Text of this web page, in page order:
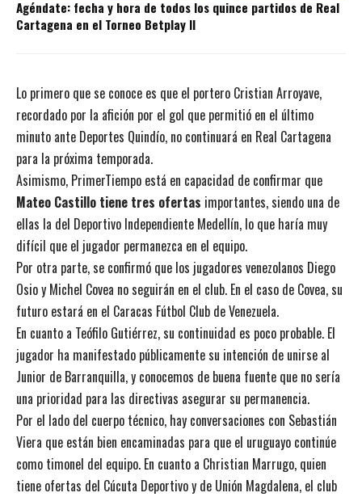
Agéndate: fecha y hora de todos los quince partidos de Real
Cartagena en el Torneo Betplay II
Lo primero que se conoce es que el portero Cristian Arroyave,
recordado por la afición por el gol que permitió en el último
minuto ante Deportes Quindío, no continuará en Real Cartagena
para la próxima temporada.
Asimismo, PrimerTiempo está en capacidad de confirmar que
Mateo Castillo tiene tres ofertas importantes, siendo una de
ellas la del Deportivo Independiente Medellín, lo que haría muy
difícil que el jugador permanezca en el equipo.
Por otra parte, se confirmó que los jugadores venezolanos Diego
Osio y Michel Covea no seguirán en el club. En el caso de Covea, su
futuro estará en el Caracas Fútbol Club de Venezuela.
En cuanto a Teófilo Gutiérrez, su continuidad es poco probable. El
jugador ha manifestado públicamente su intención de unirse al
Junior de Barranquilla, y conocemos de buena fuente que no sería
una prioridad para las directivas asegurar su permanencia.
Por el lado del cuerpo técnico, hay conversaciones con Sebastián
Viera que están bien encaminadas para que el uruguayo continúe
como timonel del equipo. En cuanto a Christian Marrugo, quien
tiene ofertas del Cúcuta Deportivo y de Unión Magdalena, el club